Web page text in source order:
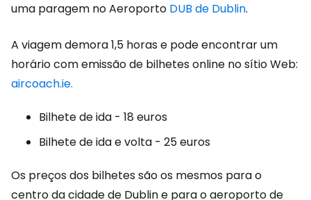
uma paragem no Aeroporto DUB de Dublin.
A viagem demora 1,5 horas e pode encontrar um
horário com emissão de bilhetes online no sítio Web:
aircoach.ie.
Bilhete de ida - 18 euros
Bilhete de ida e volta - 25 euros
Os preços dos bilhetes são os mesmos para o
centro da cidade de Dublin e para o aeroporto de